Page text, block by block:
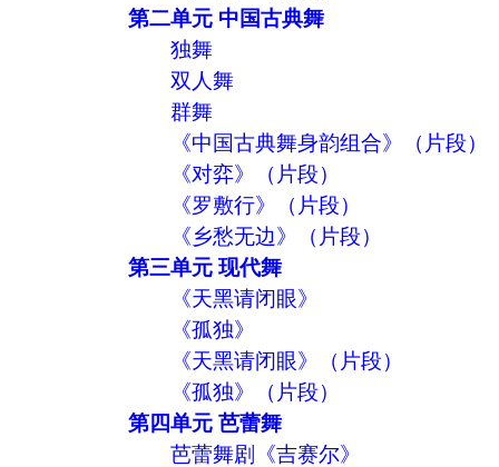
第二单元 中国古典舞
独舞
双人舞
群舞
《中国古典舞身韵组合》（片段）
《对弈》（片段）
《罗敷行》（片段）
《乡愁无边》（片段）
第三单元 现代舞
《天黑请闭眼》
《孤独》
《天黑请闭眼》（片段）
《孤独》（片段）
第四单元 芭蕾舞
芭蕾舞剧《吉赛尔》